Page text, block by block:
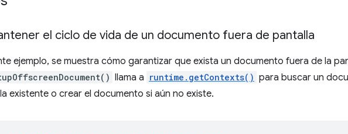
el ciclo de vida de un documento fuera de pantalla
ejemplo, se muestra cómo garantizar que exista un documento fuera de la
llama a runtime.getContexts() para buscar un
existente o crear el documento si aún no existe.